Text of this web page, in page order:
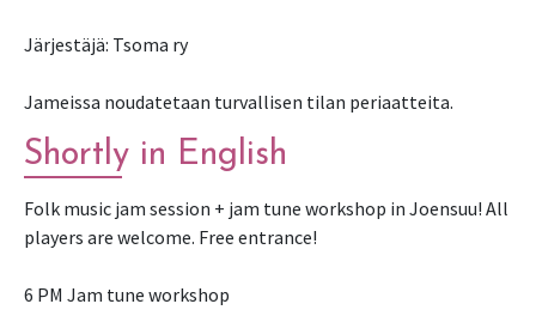
Järjestäjä: Tsoma ry
Jameissa noudatetaan turvallisen tilan periaatteita.
Shortly in English
Folk music jam session + jam tune workshop in Joensuu! All
players are welcome. Free entrance!
6 PM Jam tune workshop